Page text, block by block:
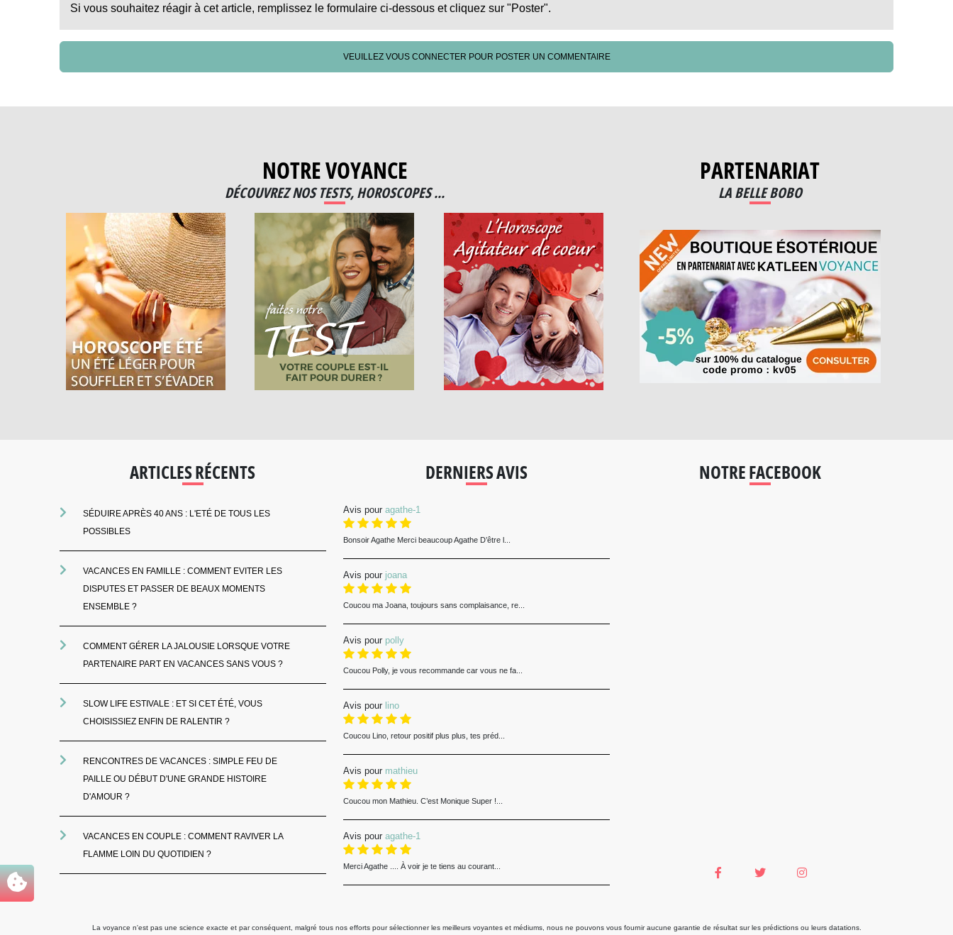
Si vous souhaitez réagir à cet article, remplissez le formulaire ci-dessous et cliquez sur "Poster".
VEUILLEZ VOUS CONNECTER POUR POSTER UN COMMENTAIRE
NOTRE VOYANCE
DÉCOUVREZ NOS TESTS, HOROSCOPES ...
PARTENARIAT
LA BELLE BOBO
ARTICLES RÉCENTS
SÉDUIRE APRÈS 40 ANS : L'ETÉ DE TOUS LES
POSSIBLES
VACANCES EN FAMILLE : COMMENT EVITER LES
DISPUTES ET PASSER DE BEAUX MOMENTS
ENSEMBLE ?
COMMENT GÉRER LA JALOUSIE LORSQUE VOTRE
PARTENAIRE PART EN VACANCES SANS VOUS ?
SLOW LIFE ESTIVALE : ET SI CET ÉTÉ, VOUS
CHOISISSIEZ ENFIN DE RALENTIR ?
RENCONTRES DE VACANCES : SIMPLE FEU DE
PAILLE OU DÉBUT D'UNE GRANDE HISTOIRE
D'AMOUR ?
VACANCES EN COUPLE : COMMENT RAVIVER LA
FLAMME LOIN DU QUOTIDIEN ?
DERNIERS AVIS
Avis pour agathe-1
Bonsoir Agathe Merci beaucoup Agathe D’être l...
Avis pour joana
Coucou ma Joana, toujours sans complaisance, re...
Avis pour polly
Coucou Polly, je vous recommande car vous ne fa...
Avis pour lino
Coucou Lino, retour positif plus plus, tes préd...
Avis pour mathieu
Coucou mon Mathieu. C’est Monique Super !...
Avis pour agathe-1
Merci Agathe .... À voir je te tiens au courant...
NOTRE FACEBOOK
La voyance n'est pas une science exacte et par conséquent, malgré tous nos efforts pour sélectionner les meilleurs voyantes et médiums, nous ne pouvons vous fournir aucune garantie de résultat sur les prédictions ou leurs datations.